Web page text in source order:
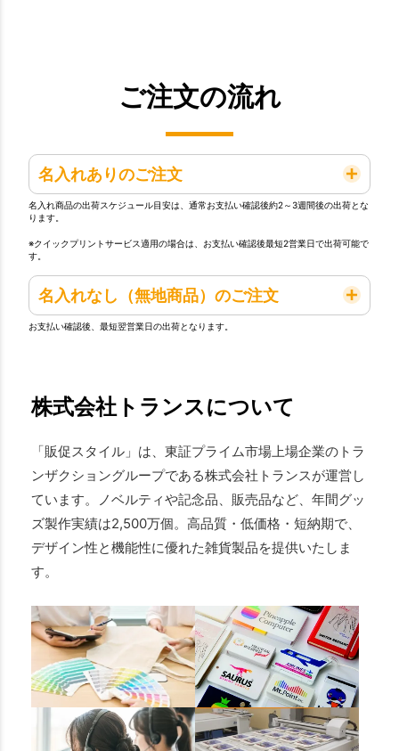
ご注文の流れ
名入れありのご注文
名入れ商品の出荷スケジュール目安は、通常お支払い確認後約2～3週間後の出荷とな
ります。
※クイックプリントサービス適用の場合は、お支払い確認後最短2営業日で出荷可能で
す。
名入れなし（無地商品）のご注文
お支払い確認後、最短翌営業日の出荷となります。
株式会社トランスについて
「販促スタイル」は、東証プライム市場上場企業のトラ
ンザクショングループである株式会社トランスが運営し
ています。ノベルティや記念品、販売品など、年間グッ
ズ製作実績は2,500万個。高品質・低価格・短納期で、
デザイン性と機能性に優れた雑貨製品を提供いたしま
す。